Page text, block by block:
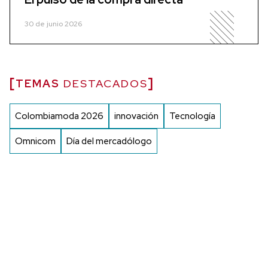
30 de junio 2026
TEMAS DESTACADOS
Colombiamoda 2026 innovación Tecnología
Omnicom Día del mercadólogo